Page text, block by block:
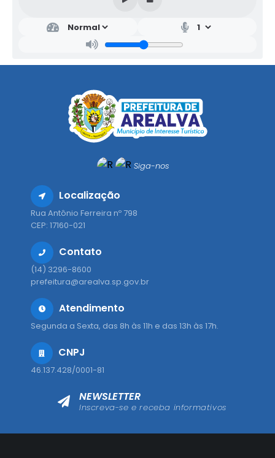
Siga-nos
Localização
Rua Antônio Ferreira nº 798
CEP: 17160-021
Contato
(14) 3296-8600
prefeitura@arealva.sp.gov.br
Atendimento
Segunda a Sexta, das 8h às 11h e das 13h às 17h.
CNPJ
46.137.428/0001-81
NEWSLETTER
Inscreva-se e receba informativos